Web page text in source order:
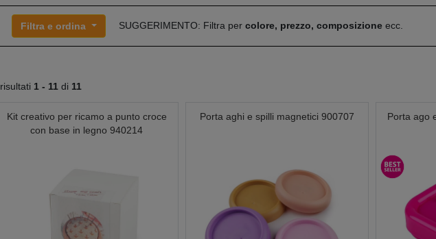
Filtra e ordina SUGGERIMENTO: Filtra per colore, prezzo, composizioneecc.
risultati 1 - 11 di 11
Kit creativo per ricamo a punto croce
con base in legno 940214
Porta aghi e spilli magnetici 900707 Porta ago